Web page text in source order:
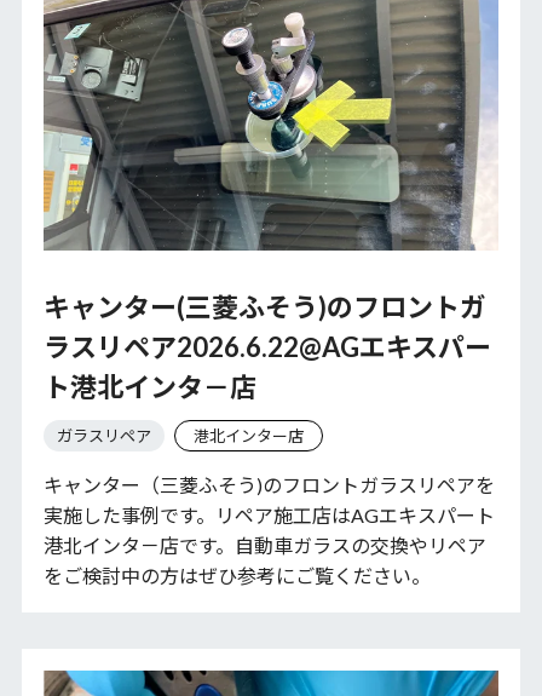
キャンター(三菱ふそう)のフロントガ
ラスリペア2026.6.22@AGエキスパー
ト港北インタ－店
ガラスリペア 港北インター店
キャンター（三菱ふそう)のフロントガラスリペアを
実施した事例です。リペア施工店はAGエキスパート
港北インタ－店です。自動車ガラスの交換やリペア
をご検討中の方はぜひ参考にご覧ください。